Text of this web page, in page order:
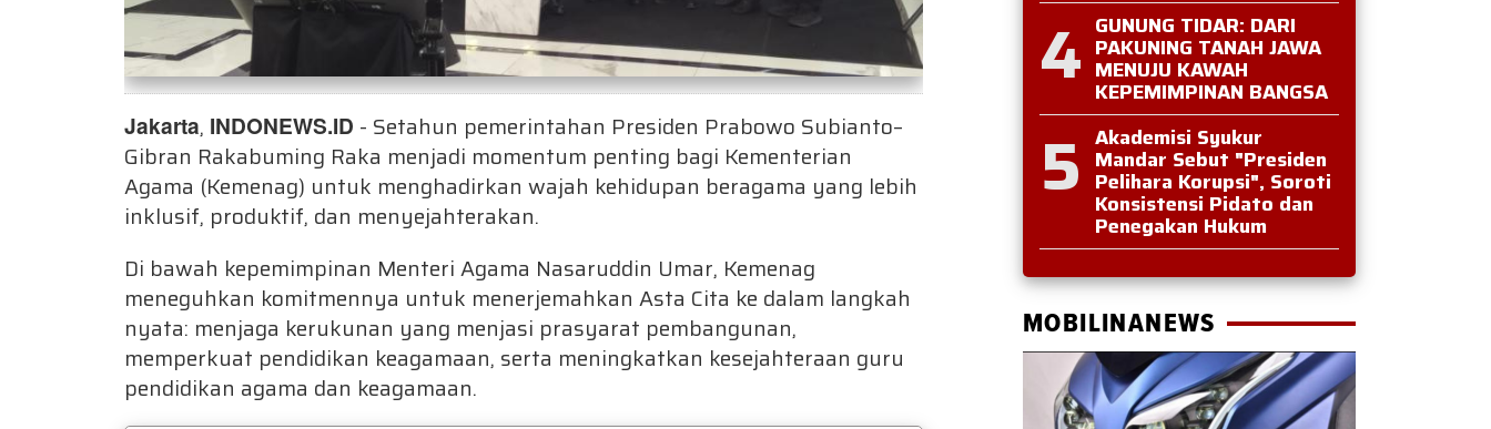
Jakarta, INDONEWS.ID - Setahun pemerintahan Presiden Prabowo Subianto–
Gibran Rakabuming Raka menjadi momentum penting bagi Kementerian
Agama (Kemenag) untuk menghadirkan wajah kehidupan beragama yang lebih
inklusif, produktif, dan menyejahterakan.
Di bawah kepemimpinan Menteri Agama Nasaruddin Umar, Kemenag
meneguhkan komitmennya untuk menerjemahkan Asta Cita ke dalam langkah
nyata: menjaga kerukunan yang menjasi prasyarat pembangunan,
memperkuat pendidikan keagamaan, serta meningkatkan kesejahteraan guru
pendidikan agama dan keagamaan.
4 GUNUNG TIDAR: DARI
PAKUNING TANAH JAWA
MENUJU KAWAH
KEPEMIMPINAN BANGSA
5 Akademisi Syukur
Mandar Sebut "Presiden
Pelihara Korupsi", Soroti
Konsistensi Pidato dan
Penegakan Hukum
MOBILINANEWS